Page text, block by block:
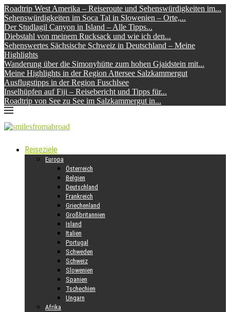
Roadtrip West Amerika – Reiseroute und Sehenswürdigkeiten im...
Sehenswürdigkeiten im Soca Tal in Slowenien – Orte,...
Der Studlagil Canyon in Island – Alle Tipps...
Diebstahl von meinem Rucksack und wie ich den...
Sehenswertes Sächsische Schweiz in Deutschland – Meine
Highlights
Wanderung über die Simonyhütte zum hohen Gjaidstein mit...
Meine Highlights in der Region Attersee Salzkammergut
Ausflugstipps in der Region Fuschlsee
Inselhüpfen auf Fiji – Reisebericht und Tipps für...
Roadtrip von See zu See im Salzkammergut in...
Reiseziele
Europa
Österreich
Belgien
Deutschland
Frankreich
Griechenland
Großbritannien
Island
Italien
Portugal
Schweden
Schweiz
Slowenien
Spanien
Tschechien
Ungarn
Afrika